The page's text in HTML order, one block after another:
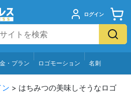
ログイン
・プラン ロゴモーション 名刺
ン > はちみつの美味しそうなロゴ